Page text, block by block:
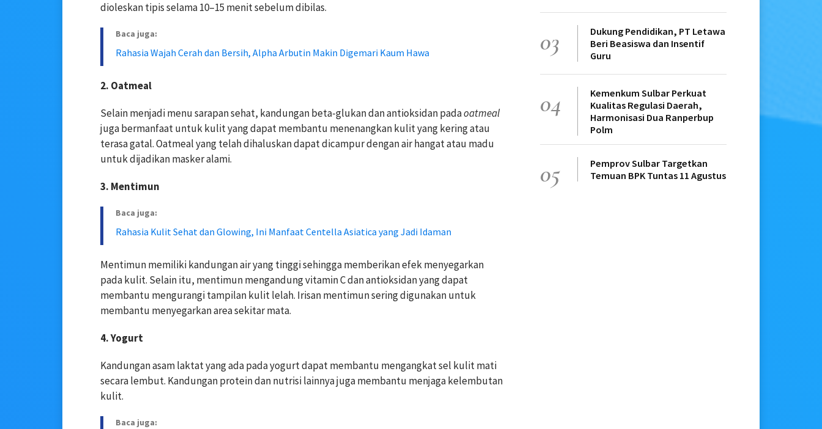
dioleskan tipis selama 10–15 menit sebelum dibilas.
Baca juga:
Rahasia Wajah Cerah dan Bersih, Alpha Arbutin Makin Digemari Kaum Hawa
2. Oatmeal
Selain menjadi menu sarapan sehat, kandungan beta-glukan dan antioksidan padaoatmeal
juga bermanfaat untuk kulit yang dapat membantu menenangkan kulit yang kering atau
terasa gatal. Oatmeal yang telah dihaluskan dapat dicampur dengan air hangat atau madu
untuk dijadikan masker alami.
3. Mentimun
Baca juga:
Rahasia Kulit Sehat dan Glowing, Ini Manfaat Centella Asiatica yang Jadi Idaman
Mentimun memiliki kandungan air yang tinggi sehingga memberikan efek menyegarkan
pada kulit. Selain itu, mentimun mengandung vitamin C dan antioksidan yang dapat
membantu mengurangi tampilan kulit lelah. Irisan mentimun sering digunakan untuk
membantu menyegarkan area sekitar mata.
4. Yogurt
Kandungan asam laktat yang ada pada yogurt dapat membantu mengangkat sel kulit mati
secara lembut. Kandungan protein dan nutrisi lainnya juga membantu menjaga kelembutan
kulit.
Baca juga:
03
Dukung Pendidikan, PT Letawa
Beri Beasiswa dan Insentif
Guru
04
Kemenkum Sulbar Perkuat
Kualitas Regulasi Daerah,
Harmonisasi Dua Ranperbup
Polm
05
Pemprov Sulbar Targetkan
Temuan BPK Tuntas 11 Agustus